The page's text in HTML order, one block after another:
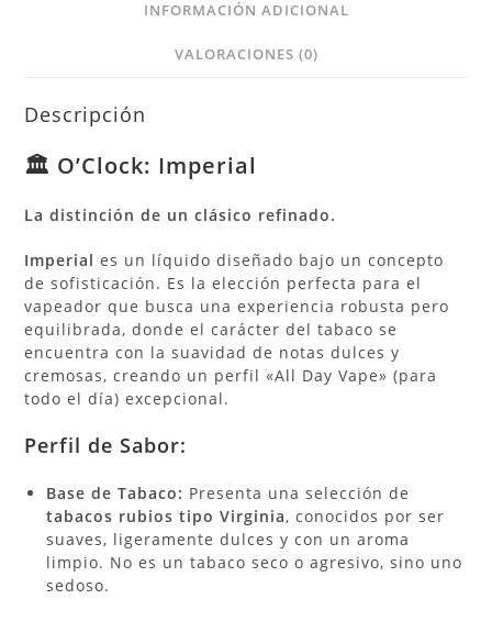
INFORMACIÓN ADICIONAL
VALORACIONES (0)
Descripción
🏛️ O’Clock: Imperial
La distinción de un clásico refinado.
Imperial es un líquido diseñado bajo un concepto
de sofisticación. Es la elección perfecta para el
vapeador que busca una experiencia robusta pero
equilibrada, donde el carácter del tabaco se
encuentra con la suavidad de notas dulces y
cremosas, creando un perfil «All Day Vape» (para
todo el día) excepcional.
Perfil de Sabor:
Base de Tabaco: Presenta una selección de
tabacos rubios tipo Virginia, conocidos por ser
suaves, ligeramente dulces y con un aroma
limpio. No es un tabaco seco o agresivo, sino uno
sedoso.